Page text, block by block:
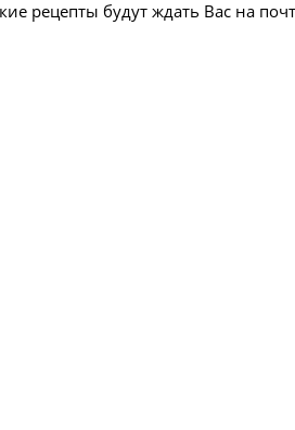
рецепты будут ждать Вас на